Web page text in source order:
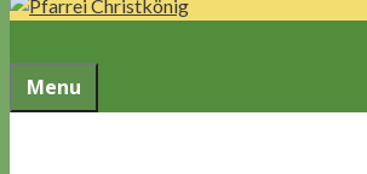
Menu